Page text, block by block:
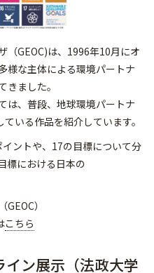
GEOC)は、1996年10月にオ
様な主体による環境パートナ
ました。
は、普段、地球環境パートナ
いる作品を紹介しています。
ントや、17の目標について分
標における日本の
GEOC）
こちら
ン展示（法政大学